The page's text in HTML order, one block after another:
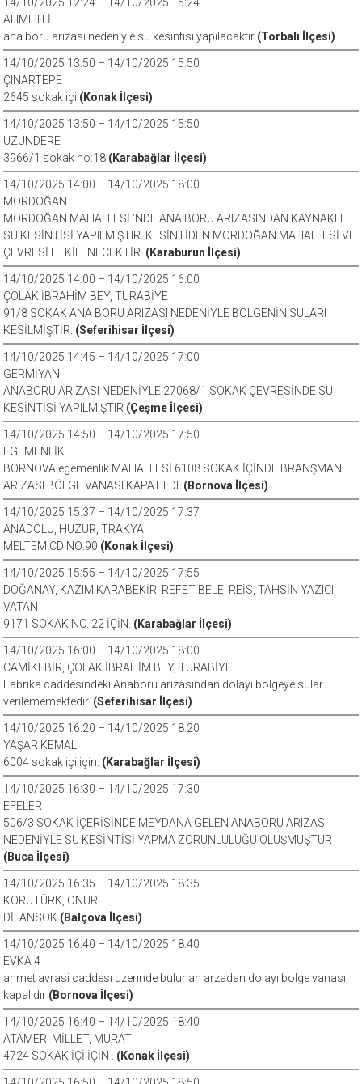
AHMETLİ
ana boru arızası nedeniyle su kesintisi yapılacaktır (Torbalı İlçesi)
14/10/2025 13:50 – 14/10/2025 15:50
ÇINARTEPE
2645 sokak içi (Konak İlçesi)
14/10/2025 13:50 – 14/10/2025 15:50
UZUNDERE
3966/1 sokak no:18 (Karabağlar İlçesi)
14/10/2025 14:00 – 14/10/2025 18:00
MORDOĞAN
MORDOĞAN MAHALLESİ ’NDE ANA BORU ARIZASINDAN KAYNAKLI
SU KESİNTİSİ YAPILMIŞTIR. KESİNTİDEN MORDOĞAN MAHALLESİ VE
ÇEVRESİ ETKİLENECEKTİR. (Karaburun İlçesi)
14/10/2025 14:00 – 14/10/2025 16:00
ÇOLAK İBRAHİM BEY, TURABİYE
91/8 SOKAK ANA BORU ARIZASI NEDENİYLE BÖLGENİN SULARI
KESİLMİŞTİR. (Seferihisar İlçesi)
14/10/2025 14:45 – 14/10/2025 17:00
GERMİYAN
ANABORU ARIZASI NEDENİYLE 27068/1 SOKAK ÇEVRESİNDE SU
KESİNTİSİ YAPILMIŞTIR (Çeşme İlçesi)
14/10/2025 14:50 – 14/10/2025 17:50
EGEMENLİK
BORNOVA egemenlik MAHALLESİ 6108 SOKAK İÇİNDE BRANŞMAN
ARIZASI BÖLGE VANASI KAPATILDI. (Bornova İlçesi)
14/10/2025 15:37 – 14/10/2025 17:37
ANADOLU, HUZUR, TRAKYA
MELTEM CD NO:90 (Konak İlçesi)
14/10/2025 15:55 – 14/10/2025 17:55
DOĞANAY, KAZIM KARABEKİR, REFET BELE, REİS, TAHSİN YAZICI,
VATAN
9171 SOKAK NO. 22 İÇİN. (Karabağlar İlçesi)
14/10/2025 16:00 – 14/10/2025 18:00
CAMİKEBİR, ÇOLAK İBRAHİM BEY, TURABİYE
Fabrika caddesindeki Anaboru arızasından dolayı bölgeye sular
verilememektedir. (Seferihisar İlçesi)
14/10/2025 16:20 – 14/10/2025 18:20
YAŞAR KEMAL
6004 sokak içi için. (Karabağlar İlçesi)
14/10/2025 16:30 – 14/10/2025 17:30
EFELER
506/3 SOKAK İÇERİSİNDE MEYDANA GELEN ANABORU ARIZASI
NEDENİYLE SU KESİNTİSİ YAPMA ZORUNLULUĞU OLUŞMUŞTUR
(Buca İlçesi)
14/10/2025 16:35 – 14/10/2025 18:35
KORUTÜRK, ONUR
DİLANSOK (Balçova İlçesi)
14/10/2025 16:40 – 14/10/2025 18:40
EVKA 4
ahmet avrasi caddesı uzerınde bulunan arzadan dolayı bolge vanası
kapalıdır (Bornova İlçesi)
14/10/2025 16:40 – 14/10/2025 18:40
ATAMER, MİLLET, MURAT
4724 SOKAK İÇİ İÇİN . (Konak İlçesi)